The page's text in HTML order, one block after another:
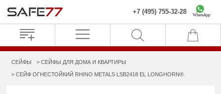
+7 (495) 755-32-28 WhatsApp
СЕЙФЫ СЕЙФЫ ДЛЯ ДОМА И КВАРТИРЫ
СЕЙФ ОГНЕСТОЙКИЙ RHINO METALS LSB2418 EL LONGHORN®